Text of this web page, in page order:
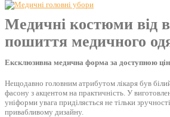
Медичні костюми від
пошиття медичного
Ексклюзивна медична форма за доступною
Нещодавно головним атрибутом лікаря був
фасону з акцентом на практичність. У
уніформи увага приділяється не тільки
привабливому дизайну.